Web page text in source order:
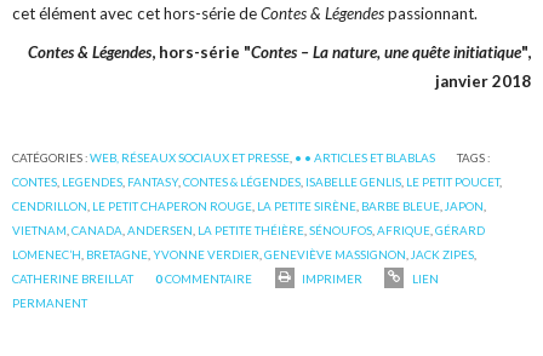
cet élément avec cet hors-série deContes & Légendespassionnant.
Contes & Légendes, hors-série "Contes – La nature, une quête initiatique",
janvier 2018
CATÉGORIES :WEB, RÉSEAUX SOCIAUX ET PRESSE • • ARTICLES ET BLABLAS
TAGS :
CONTES LEGENDES FANTASY,CONTES & LÉGENDES ISABELLE GENLIS LE PETIT POUCET,
CENDRILLON LE PETIT CHAPERON ROUGE LA PETITE SIRÈNE BARBE BLEUE JAPON
VIETNAM ,CANADA ,ANDERSEN LA PETITE THÉIÈRE ,SÉNOUFOS ,AFRIQUE ,GÉRARD
LOMENEC’H BRETAGNE ,YVONNE VERDIER ,GENEVIÈVE MASSIGNON JACK ZIPES
CATHERINE BREILLAT
0COMMENTAIRE IMPRIMER
LIEN
PERMANENT